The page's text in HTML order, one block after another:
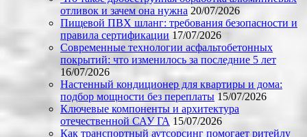
отливок и зачем она нужна 20/07/2026
Пищевой ПВХ шланг: требования безопасности и
правила сертификации 17/07/2026
Современные технологии асфальтобетонных
покрытий: что изменилось за последние 5 лет
16/07/2026
Настенный кондиционер для квартиры и дома:
подбор мощности без переплаты 15/07/2026
Ключевые компоненты и архитектура
отечественной САУ ГА 15/07/2026
Как транспортный аутсорсинг помогает ритейлу